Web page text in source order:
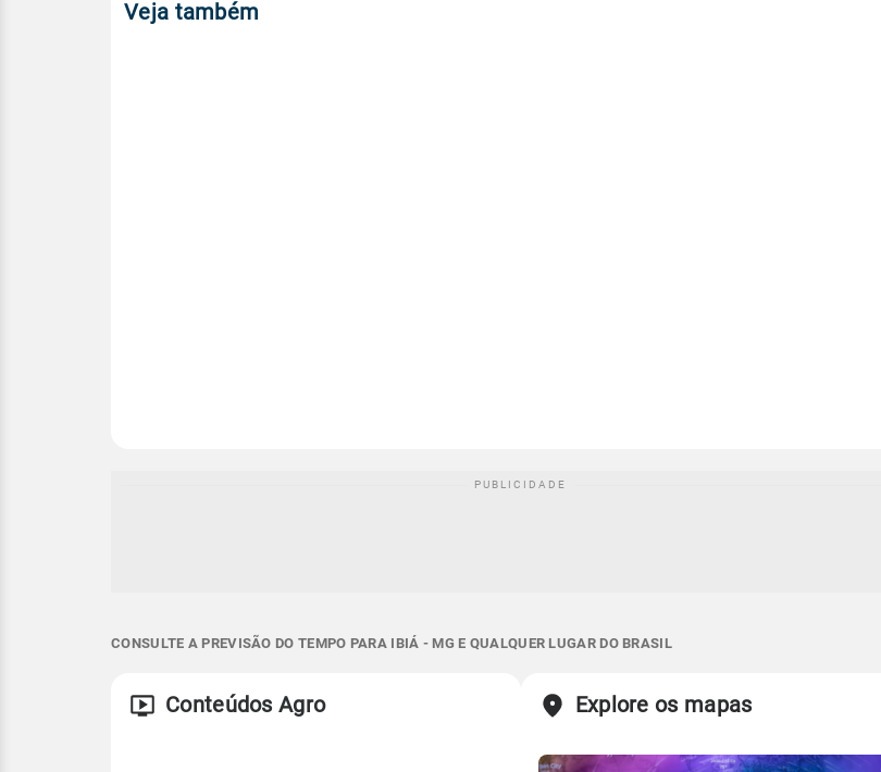
Veja também
CONSULTE A PREVISÃO DO TEMPO PARA IBIÁ - MG E QUALQUER LUGAR DO BRASIL
Conteúdos Agro Explore os mapas